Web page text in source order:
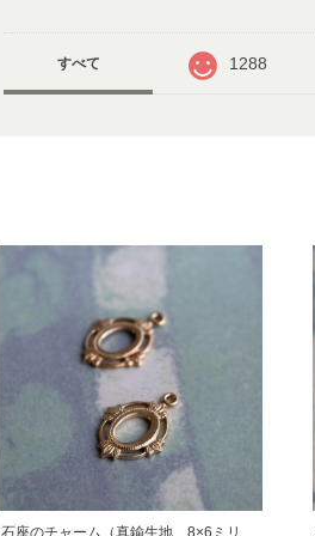
すべて 1288
石座のチャーム（真鍮生地、8×6ミリ